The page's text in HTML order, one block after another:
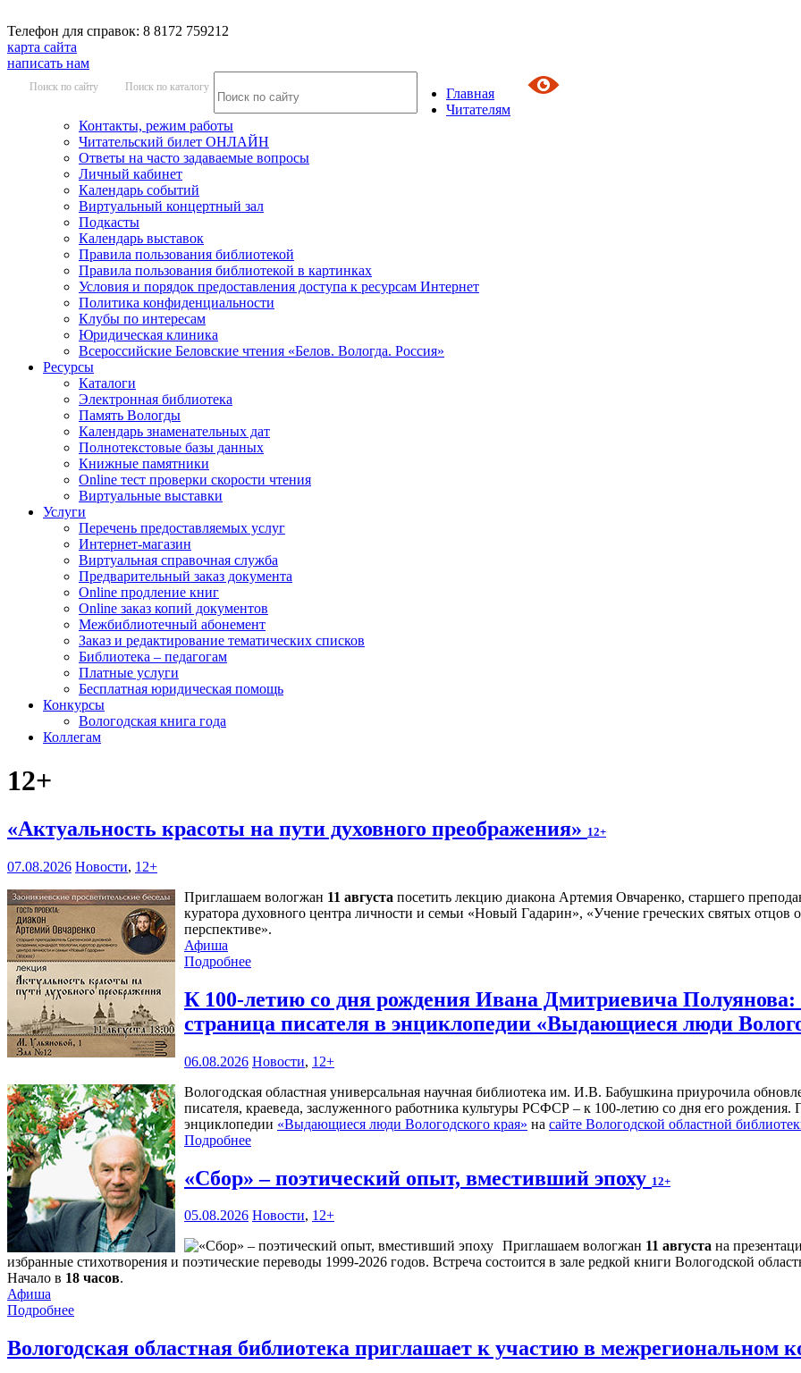
Телефон для справок: 8 8172 759212
карта сайта
написать нам
Поиск по сайту Поиск по каталогу
Главная
Читателям
Контакты, режим работы
Читательский билет ОНЛАЙН
Ответы на часто задаваемые вопросы
Личный кабинет
Календарь событий
Виртуальный концертный зал
Подкасты
Календарь выставок
Правила пользования библиотекой
Правила пользования библиотекой в картинках
Условия и порядок предоставления доступа к ресурсам Интернет
Политика конфиденциальности
Клубы по интересам
Юридическая клиника
Всероссийские Беловские чтения «Белов. Вологда. Россия»
Ресурсы
Каталоги
Электронная библиотека
Память Вологды
Календарь знаменательных дат
Полнотекстовые базы данных
Книжные памятники
Online тест проверки скорости чтения
Виртуальные выставки
Услуги
Перечень предоставляемых услуг
Интернет-магазин
Виртуальная справочная служба
Предварительный заказ документа
Online продление книг
Online заказ копий документов
Межбиблиотечный абонемент
Заказ и редактирование тематических списков
Библиотека – педагогам
Платные услуги
Бесплатная юридическая помощь
Конкурсы
Вологодская книга года
Коллегам
12+
«Актуальность красоты на пути духовного преображения» 12+
07.08.2026 Новости, 12+
Приглашаем вологжан 11 августа посетить лекцию диакона Артемия Овчаренко, старшего
куратора духовного центра личности и семьи «Новый Гадарин», «Учение греческих святых отцов
перспективе».
Афиша
Подробнее
К 100-летию со дня рождения Ивана Дмитриевича Полуянова:
страница писателя в энциклопедии «Выдающиеся люди
06.08.2026 Новости, 12+
Вологодская областная универсальная научная библиотека им. И.В. Бабушкина приурочила
писателя, краеведа, заслуженного работника культуры РСФСР – к 100‑летию со дня его рождения.
энциклопедии «Выдающиеся люди Вологодского края» на сайте Вологодской областной
Подробнее
«Сбор» – поэтический опыт, вместивший эпоху 12+
05.08.2026 Новости, 12+
Приглашаем вологжан 11 августа на
избранные стихотворения и поэтические переводы 1999-2026 годов. Встреча состоится в зале редкой книги Вологодской
Начало в 18 часов.
Афиша
Подробнее
Вологодская областная библиотека приглашает к участию в межрегиональном